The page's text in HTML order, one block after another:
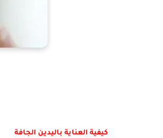
كيفية العناية باليدين الجافة